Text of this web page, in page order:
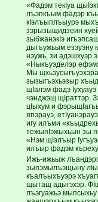
«Фадэм текIуа
лъэпкъым фадэр
кIэлъыплъыурэ
зэрызыщидзеин
зыбжанэкIэ
дыгъужьым езэуэну
нэужь, зи адэшхуэр
«Ныкъуэделэр
Мы
зызыгъэхьэзыр
щIалэм фадэ Iухуауэ
чэнджэщ щIраттэр.
цIыхум и
япэрауэ,
игу илъми
тежыпIэжыхьын зы
«Нэм щIэлъыр
илъыр фадэм
Ижь-ижьыж лъандэрэ
зыпэмылъэщыну
къалъыхъуэрэ
щытащ адыгэхэр.
лъэгуажьэ